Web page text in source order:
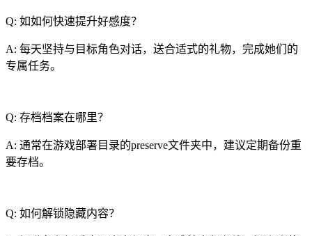
Q: 如如何快速提升好感度？
A: 每天坚持与目标角色对话，送合适式的礼物，完成她们的
专属任务。
Q: 存档档案在哪里？
A: 通常在游戏部署目录的preserve文件夹中，建议定期备份重
要存档。
Q: 如何解锁隐藏内容？